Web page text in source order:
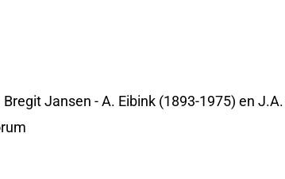
Jansen - A. Eibink (1893-1975) en